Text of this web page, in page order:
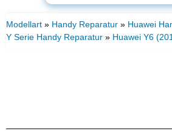
Modellart » Handy Reparatur » Huawei
Y Serie Handy Reparatur » Huawei Y6